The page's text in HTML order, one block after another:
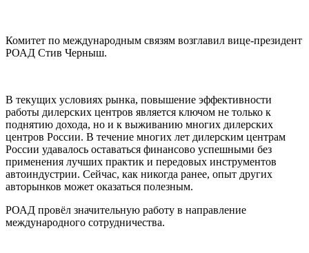
Комитет по международным связям возглавил вице-президент
РОАД Стив Черныш.
В текущих условиях рынка, повышение эффективности
работы дилерских центров является ключом не только к
поднятию дохода, но и к выживанию многих дилерских
центров России. В течение многих лет дилерским центрам
России удавалось оставаться финансово успешными без
применения лучших практик и передовых инструментов
автоиндустрии. Сейчас, как никогда ранее, опыт других
авторынков может оказаться полезным.
РОАД провёл значительную работу в направление
международного сотрудничества.